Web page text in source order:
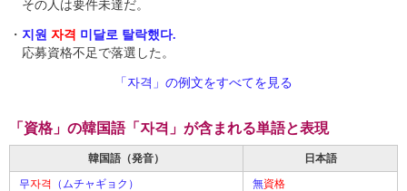
その人は要件未達だ。
・ 지원 자격 미달 로 탈락했다.
応募資格不足で落選した。
「자격」の例文をすべてを見る
「資格」の韓国語「자격」が含まれる単語と表現
韓国語（発音）
日本語
무자격 （ムチャギョク） 無資格